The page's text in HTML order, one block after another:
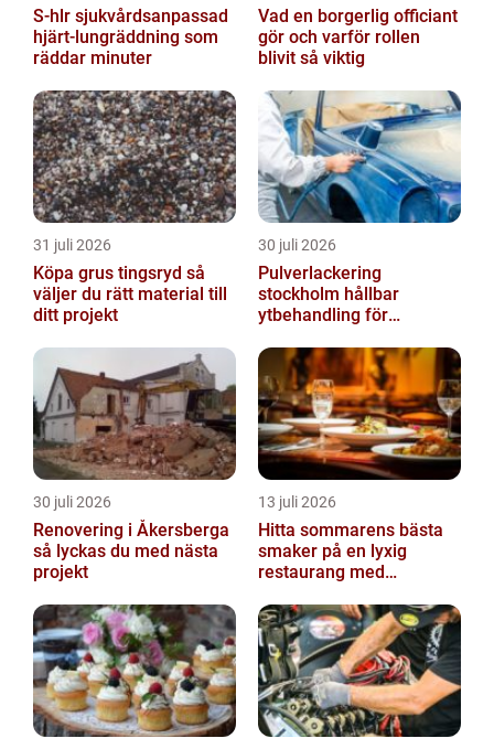
S-hlr sjukvårdsanpassad
hjärt-lungräddning som
räddar minuter
Vad en borgerlig officiant
gör och varför rollen
blivit så viktig
31 juli 2026
Köpa grus tingsryd så
väljer du rätt material till
ditt projekt
30 juli 2026
Pulverlackering
stockholm hållbar
ytbehandling för
30 juli 2026
Renovering i Åkersberga
så lyckas du med nästa
projekt
13 juli 2026
Hitta sommarens bästa
smaker på en lyxig
restaurang med
Östermalm